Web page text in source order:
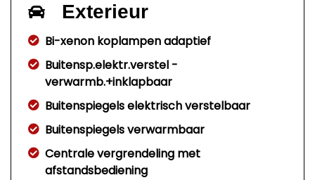
Exterieur
Bi-xenon koplampen adaptief
Buitensp.elektr.verstel -
verwarmb.+inklapbaar
Buitenspiegels elektrisch verstelbaar
Buitenspiegels verwarmbaar
Centrale vergrendeling met
afstandsbediening